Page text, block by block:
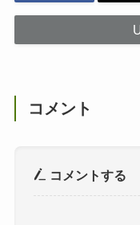
コメント
コメントする